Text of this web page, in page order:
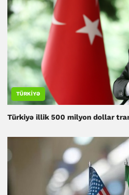
TÜRKIYƏ
Türkiyə illik 500 milyon dollar